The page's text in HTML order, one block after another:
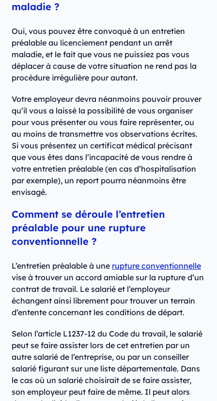
maladie ?
Oui, vous pouvez être convoqué à un entretien
préalable au licenciement pendant un arrêt
maladie, et le fait que vous ne puissiez pas vous
déplacer à cause de votre situation ne rend pas la
procédure irrégulière pour autant.
Votre employeur devra néanmoins pouvoir prouver
qu’il vous a laissé la possibilité de vous organiser
pour vous présenter ou vous faire représenter, ou
au moins de transmettre vos observations écrites.
Si vous présentez un certificat médical précisant
que vous êtes dans l’incapacité de vous rendre à
votre entretien préalable (en cas d’hospitalisation
par exemple), un report pourra néanmoins être
envisagé.
Comment se déroule l’entretien
préalable pour une rupture
conventionnelle ?
L’entretien préalable à une rupture conventionnelle
vise à trouver un accord amiable sur la rupture d’un
contrat de travail. Le salarié et l’employeur
échangent ainsi librement pour trouver un terrain
d’entente concernant les conditions de départ.
Selon l’article L1237-12 du Code du travail, le salarié
peut se faire assister lors de cet entretien par un
autre salarié de l’entreprise, ou par un conseiller
salarié figurant sur une liste départementale. Dans
le cas où un salarié choisirait de se faire assister,
son employeur peut faire de même. Il peut alors